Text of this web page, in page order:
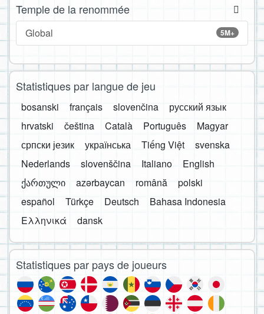
Temple de la renommée
5M+
Global
Statistiques par langue de jeu
bosanski français slovenčina
русский язык
hrvatski
čeština Català Português
Magyar
српски језик
українська Tiếng Việt
svenska
Nederlands
slovenščina Italiano
English
ქართული
azərbaycan română
polski
español
Türkçe Deutsch
Bahasa Indonesia
Ελληνικά
dansk
Statistiques par pays de joueurs